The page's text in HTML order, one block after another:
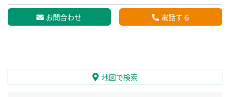
お問合わせ 電話する
地図で検索